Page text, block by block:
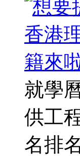
就學
供工
名排